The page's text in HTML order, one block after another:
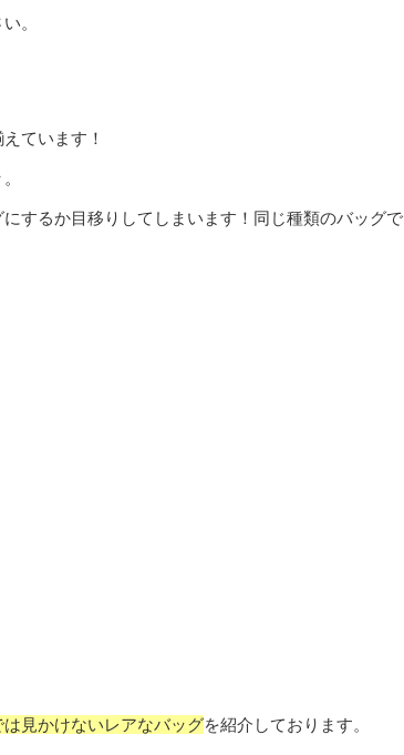
。
ています！
するか目移りしてしまいます！同じ種類のバッグで
見かけないレアなバッグを紹介しております。